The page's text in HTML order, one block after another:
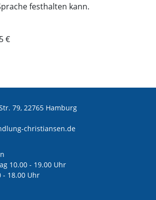
festhalten kann.
€
79, 22765 Hamburg
gnuldnahhcub@ofni
10.00 - 19.00 Uhr
- 18.00 Uhr